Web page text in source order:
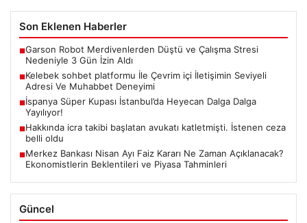
Son Eklenen Haberler
■Garson Robot Merdivenlerden Düştü ve Çalışma Stresi
Nedeniyle 3 Gün İzin Aldı
■Kelebek sohbet platformu İle Çevrim içi İletişimin Seviyeli
Adresi Ve Muhabbet Deneyimi
■İspanya Süper Kupası İstanbul’da Heyecan Dalga Dalga
Yayılıyor!
■Hakkında icra takibi başlatan avukatı katletmişti. İstenen ceza
belli oldu
■Merkez Bankası Nisan Ayı Faiz Kararı Ne Zaman Açıklanacak?
Ekonomistlerin Beklentileri ve Piyasa Tahminleri
Güncel